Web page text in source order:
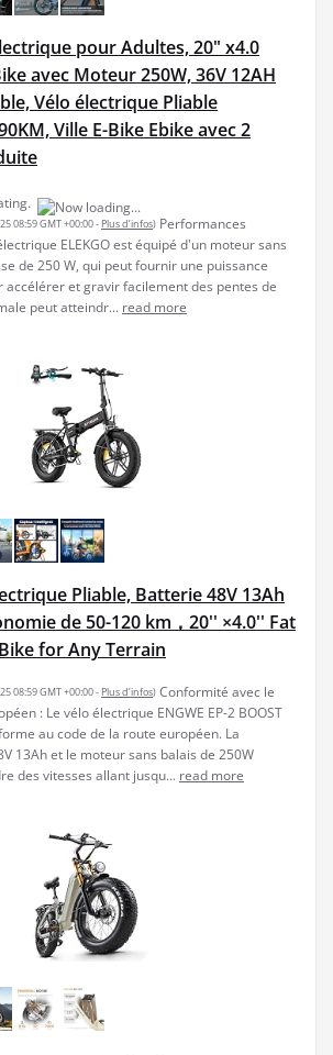
pour Adultes, 20" x4.0
avec Moteur 250W, 36V 12AH
Vélo électrique Pliable
Ville E-Bike Ebike avec 2
08:59 GMT +00:00 - Plus d’infos) Performances
ELEKGO est équipé d'un moteur sans
de 250 W, qui peut fournir une puissance
accélérer et gravir facilement des pentes de
peut atteindr... read more
Pliable, Batterie 48V 13Ah
de 50-120 km，20'' ×4.0'' Fat
for Any Terrain
08:59 GMT +00:00 - Plus d’infos) Conformité avec le
: Le vélo électrique ENGWE EP-2 BOOST
au code de la route européen. La
13Ah et le moteur sans balais de 250W
des vitesses allant jusqu... read more